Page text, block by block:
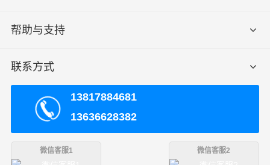
问或借助在线平台、电脑网络等工具查询，我们有问必
受或多或少的让利服务，不乱加价，省心，放心；
3.超快安全：零担运输、整车运输、冷链运输、搬家运输
实现当日达、次日达、隔日达、速度快、超安全；
帮助与支持
联系方式
13817884681
13636628382
微信客服1 微信客服2